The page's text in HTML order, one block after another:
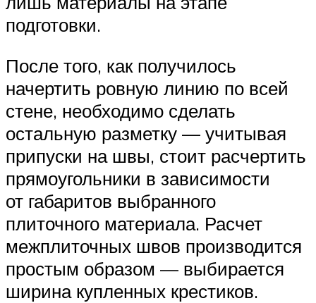
подготовки.
После того, как получилось
начертить ровную линию по всей
стене, необходимо сделать
остальную разметку — учитывая
припуски на швы, стоит расчертить
прямоугольники в зависимости
от габаритов выбранного
плиточного материала. Расчет
межплиточных швов производится
простым образом — выбирается
ширина купленных крестиков.